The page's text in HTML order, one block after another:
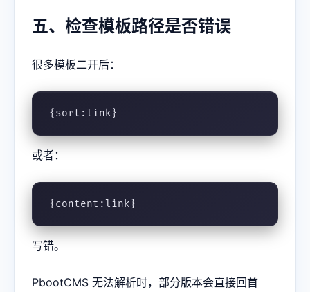
五、检查模板路径是否错误
很多模板二开后：
{sort:link}
或者：
{content:link}
写错。
PbootCMS 无法解析时，部分版本会直接回首